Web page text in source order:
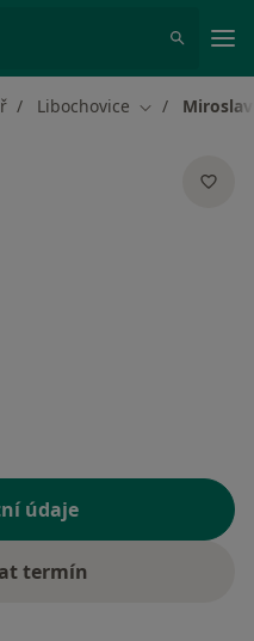
Libochovice Změna města
údaje
termín